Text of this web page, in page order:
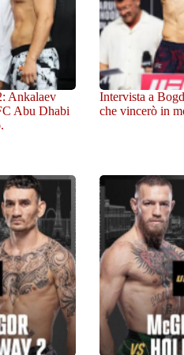
Ankalaev
Abu Dhabi
Intervista a
che vincerò in